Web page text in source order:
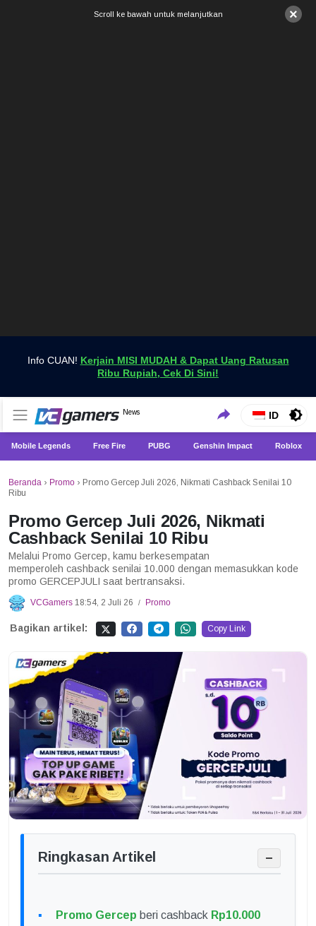
×
Scroll ke bawah untuk melanjutkan
Info CUAN! Kerjain MISI MUDAH & Dapat Uang Ratusan
Ribu Rupiah, Cek Di Sini!
VCGamers News
News
Dapatkan Berita Games Terbaru Hanya di VCGamers
ID
Mobile Legends Free Fire PUBG Genshin Impact Roblox
Beranda › Promo › Promo Gercep Juli 2026, Nikmati Cashback Senilai 10
Ribu
Promo Gercep Juli 2026, Nikmati
Cashback Senilai 10 Ribu
Melalui Promo Gercep, kamu berkesempatan
memperoleh cashback senilai 10.000 dengan memasukkan kode
promo GERCEPJULI saat bertransaksi.
VCGamers 18:54, 2 Juli 26 / Promo
Bagikan artikel: Copy Link
Ringkasan Artikel −
Promo Gercep beri cashback Rp10.000